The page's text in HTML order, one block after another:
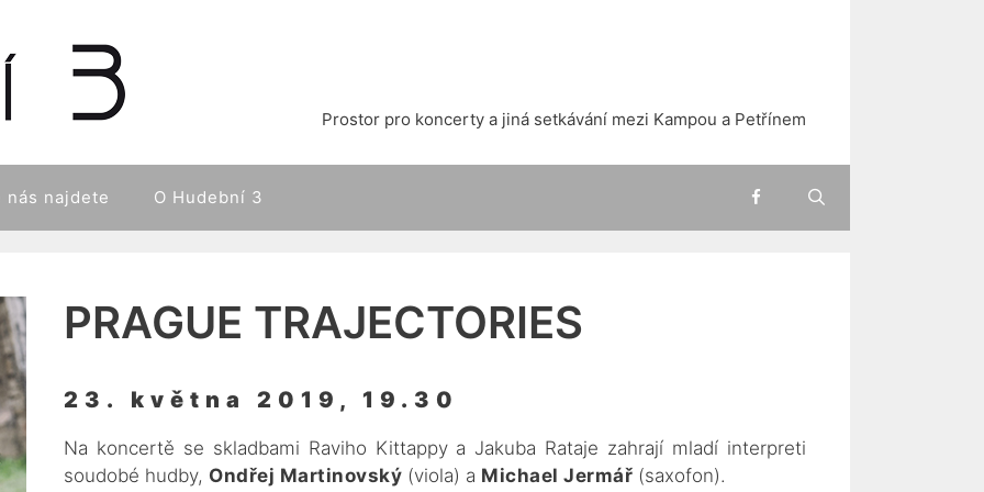
Prostor pro koncerty a jiná setkávání mezi Kampou a Petřínem
nás najdete O Hudební 3
PRAGUE TRAJECTORIES
23. května 2019, 19.30
Na koncertě se skladbami Raviho Kittappy a Jakuba Rataje zahrají mladí interpreti
soudobé hudby, Ondřej Martinovský (viola) a Michael Jermář (saxofon).